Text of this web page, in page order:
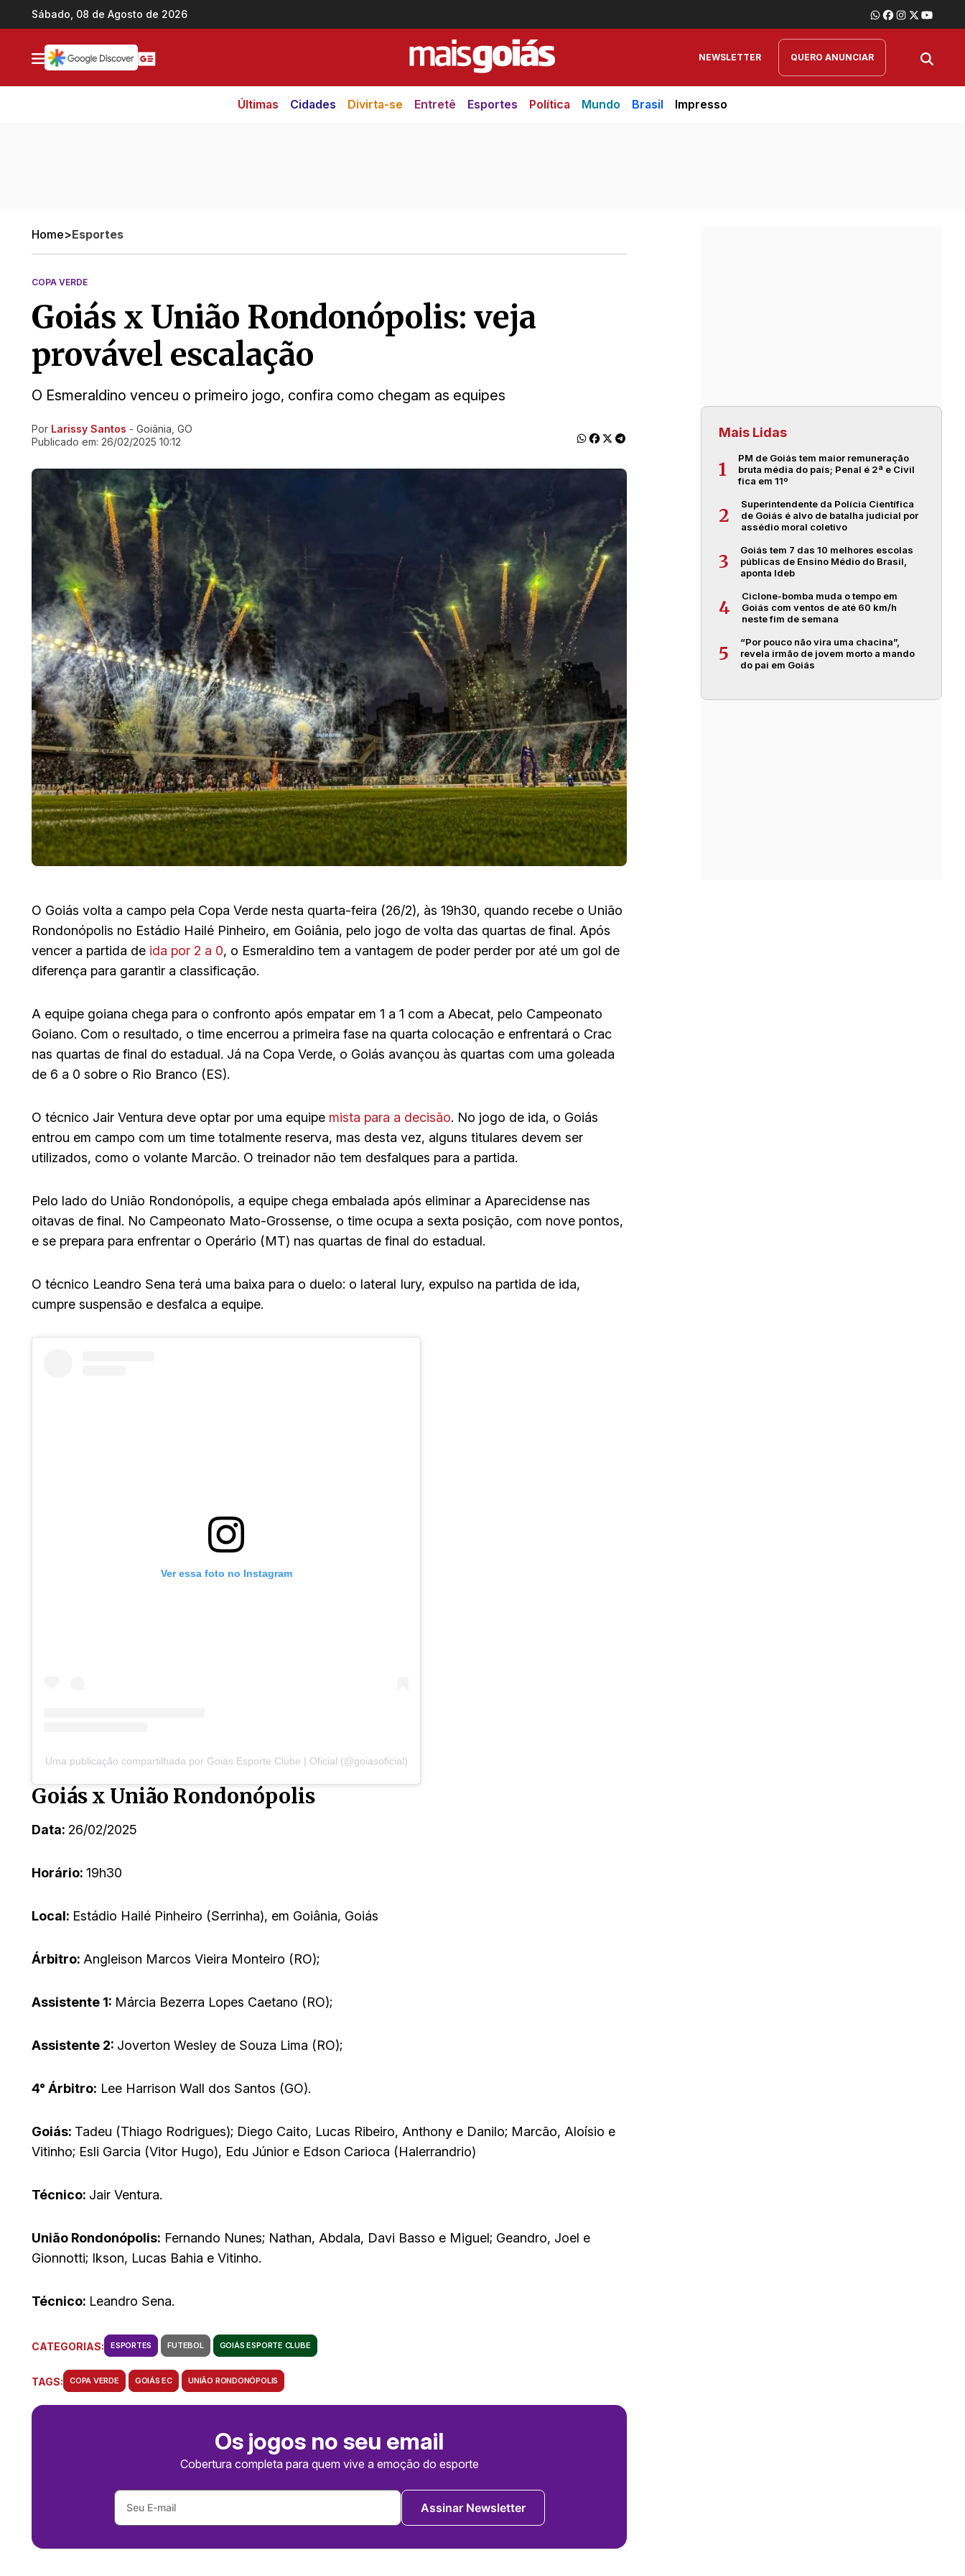
Ir direto pro conteúdo
Sábado, 08 de Agosto de 2026
NEWSLETTER QUERO ANUNCIAR
Últimas Cidades Divirta-se Entretê Esportes Política Mundo Brasil Impresso
Home>Esportes
COPA VERDE
Goiás x União Rondonópolis: veja
provável escalação
O Esmeraldino venceu o primeiro jogo, confira como chegam as equipes
Ir direto pra matéria
Por Larissy Santos - Goiânia, GO
Publicado em: 26/02/2025 10:12
O Goiás volta a campo pela Copa Verde nesta quarta-feira (26/2), às 19h30, quando recebe o União
Rondonópolis no Estádio Hailé Pinheiro, em Goiânia, pelo jogo de volta das quartas de final. Após
vencer a partida de ida por 2 a 0, o Esmeraldino tem a vantagem de poder perder por até um gol de
diferença para garantir a classificação.
A equipe goiana chega para o confronto após empatar em 1 a 1 com a Abecat, pelo Campeonato
Goiano. Com o resultado, o time encerrou a primeira fase na quarta colocação e enfrentará o Crac
nas quartas de final do estadual. Já na Copa Verde, o Goiás avançou às quartas com uma goleada
de 6 a 0 sobre o Rio Branco (ES).
O técnico Jair Ventura deve optar por uma equipe mista para a decisão. No jogo de ida, o Goiás
entrou em campo com um time totalmente reserva, mas desta vez, alguns titulares devem ser
utilizados, como o volante Marcão. O treinador não tem desfalques para a partida.
Pelo lado do União Rondonópolis, a equipe chega embalada após eliminar a Aparecidense nas
oitavas de final. No Campeonato Mato-Grossense, o time ocupa a sexta posição, com nove pontos,
e se prepara para enfrentar o Operário (MT) nas quartas de final do estadual.
O técnico Leandro Sena terá uma baixa para o duelo: o lateral Iury, expulso na partida de ida,
cumpre suspensão e desfalca a equipe.
Ver essa foto no Instagram
Uma publicação compartilhada por Goiás Esporte Clube | Oficial (@goiasoficial)
Goiás x União Rondonópolis
Data: 26/02/2025
Horário: 19h30
Local: Estádio Hailé Pinheiro (Serrinha), em Goiânia, Goiás
Árbitro: Angleison Marcos Vieira Monteiro (RO);
Assistente 1: Márcia Bezerra Lopes Caetano (RO);
Assistente 2: Joverton Wesley de Souza Lima (RO);
4° Árbitro: Lee Harrison Wall dos Santos (GO).
Goiás: Tadeu (Thiago Rodrigues); Diego Caito, Lucas Ribeiro, Anthony e Danilo; Marcão, Aloísio e
Vitinho; Esli Garcia (Vitor Hugo), Edu Júnior e Edson Carioca (Halerrandrio)
Técnico: Jair Ventura.
União Rondonópolis: Fernando Nunes; Nathan, Abdala, Davi Basso e Miguel; Geandro, Joel e
Gionnotti; Ikson, Lucas Bahia e Vitinho.
Técnico: Leandro Sena.
CATEGORIAS: ESPORTES FUTEBOL GOIÁS ESPORTE CLUBE
TAGS: COPA VERDE GOIÁS EC UNIÃO RONDONÓPOLIS
Os jogos no seu email
Cobertura completa para quem vive a emoção do esporte
Assinar Newsletter
Mais Lidas
1
PM de Goiás tem maior remuneração
bruta média do país; Penal é 2ª e Civil
fica em 11º
2
Superintendente da Polícia Científica
de Goiás é alvo de batalha judicial por
assédio moral coletivo
3
Goiás tem 7 das 10 melhores escolas
públicas de Ensino Médio do Brasil,
aponta Ideb
4
Ciclone-bomba muda o tempo em
Goiás com ventos de até 60 km/h
neste fim de semana
5
“Por pouco não vira uma chacina”,
revela irmão de jovem morto a mando
do pai em Goiás